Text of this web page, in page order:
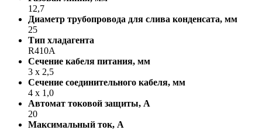
12,7
Диаметр трубопровода для слива конденсата, мм
25
Тип хладагента
R410A
Сечение кабеля питания, мм
3 х 2,5
Сечение соединительного кабеля, мм
4 х 1,0
Автомат токовой защиты, A
20
Максимальный ток, А